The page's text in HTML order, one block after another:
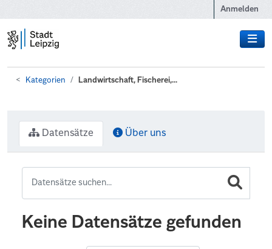
Anmelden
Kategorien Landwirtschaft, Fischerei,...
Datensätze Über uns
Keine Datensätze gefunden